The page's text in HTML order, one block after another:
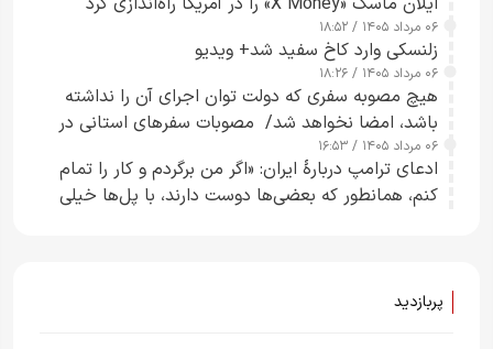
۰۶ مرداد ۱۴۰۵ / ۱۸:۵۲
زلنسکی وارد کاخ سفید شد+ ویدیو
۰۶ مرداد ۱۴۰۵ / ۱۸:۲۶
هیچ مصوبه سفری که دولت توان اجرای آن را نداشته
باشد، امضا نخواهد شد/ مصوبات سفرهای استانی در
چارچوب قانون بودجه است+ عکس
۰۶ مرداد ۱۴۰۵ / ۱۶:۵۳
ادعای ترامپ دربارهٔ ایران: «اگر من برگردم و کار را تمام
کنم، همانطور که بعضی‌ها دوست دارند، با پل‌ها خیلی
پربازدید